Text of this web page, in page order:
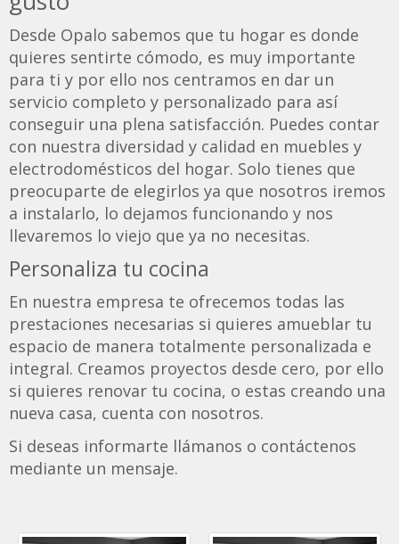
Desde Opalo sabemos que tu hogar es donde
quieres sentirte cómodo, es muy importante
para ti y por ello nos centramos en dar un
servicio completo y personalizado para así
conseguir una plena satisfacción. Puedes contar
con nuestra diversidad y calidad en muebles y
electrodomésticos del hogar. Solo tienes que
preocuparte de elegirlos ya que nosotros iremos
a instalarlo, lo dejamos funcionando y nos
llevaremos lo viejo que ya no necesitas.
Personaliza tu cocina
En nuestra empresa te ofrecemos todas las
prestaciones necesarias si quieres amueblar tu
espacio de manera totalmente personalizada e
integral. Creamos proyectos desde cero, por ello
si quieres renovar tu cocina, o estas creando una
nueva casa, cuenta con nosotros.
Si deseas informarte llámanos o contáctenos
mediante un mensaje.